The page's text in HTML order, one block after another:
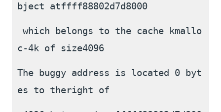
bject atffff88802d7d8000
which belongs to the cache kmallo
c-4k of size4096
The buggy address is located 0 byt
es to theright of